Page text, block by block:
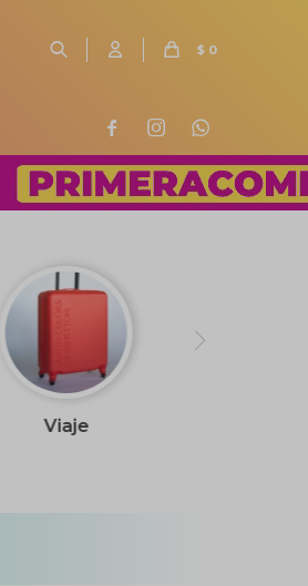
$ 0
  
Viaje